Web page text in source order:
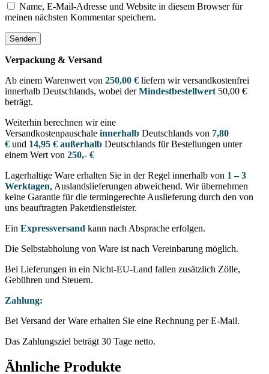
Name, E-Mail-Adresse und Website in diesem Browser für
meinen nächsten Kommentar speichern.
Verpackung & Versand
Ab einem Warenwert von 250,00 € liefern wir versandkostenfrei
innerhalb Deutschlands, wobei derMindestbestellwert 50,00 €
beträgt.
Weiterhin berechnen wir eine
Versandkostenpauschale innerhalb Deutschlands von 7,80
€ und 14,95 € außerhalb Deutschlands für Bestellungen unter
einem Wert von 250,- €
Lagerhaltige Ware erhalten Sie in der Regel innerhalb von 1 – 3
Werktagen, Auslandslieferungen abweichend. Wir übernehmen
keine Garantie für die termingerechte Auslieferung durch den von
uns beauftragten Paketdienstleister.
Ein Expressversand kann nach Absprache erfolgen.
Die Selbstabholung von Ware ist nach Vereinbarung möglich.
Bei Lieferungen in ein Nicht-EU-Land fallen zusätzlich Zölle,
Gebühren und Steuern.
Zahlung:
Bei Versand der Ware erhalten Sie eine Rechnung per E-Mail.
Das Zahlungsziel beträgt 30 Tage netto.
Ähnliche Produkte